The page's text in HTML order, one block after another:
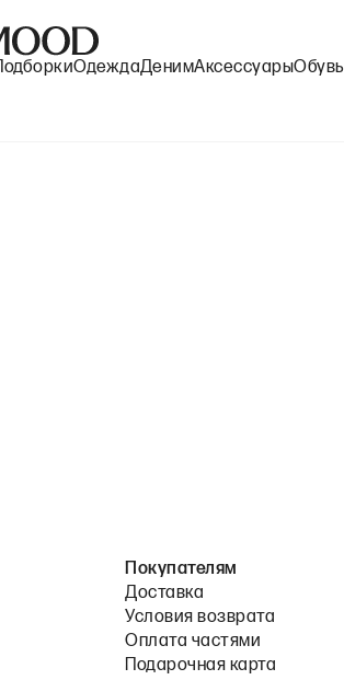
ПодборкиОдеждаДенимАксессуарыОбувь
Покупателям
Доставка
Условия возврата
Оплата частями
Подарочная карта